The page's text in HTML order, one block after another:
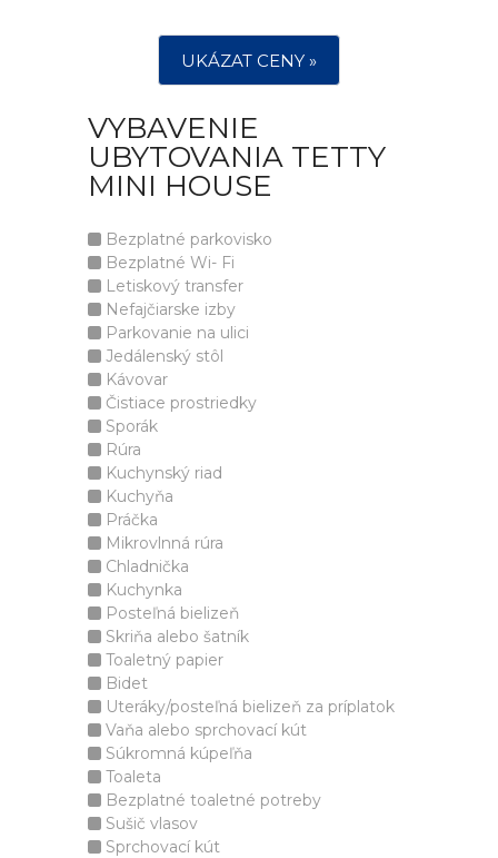
UKÁZAT CENY »
VYBAVENIE
UBYTOVANIA TETTY
MINI HOUSE
Bezplatné parkovisko
Bezplatné Wi- Fi
Letiskový transfer
Nefajčiarske izby
Parkovanie na ulici
Jedálenský stôl
Kávovar
Čistiace prostriedky
Sporák
Rúra
Kuchynský riad
Kuchyňa
Práčka
Mikrovlnná rúra
Chladnička
Kuchynka
Posteľná bielizeň
Skriňa alebo šatník
Toaletný papier
Bidet
Uteráky/posteľná bielizeň za príplatok
Vaňa alebo sprchovací kút
Súkromná kúpeľňa
Toaleta
Bezplatné toaletné potreby
Sušič vlasov
Sprchovací kút